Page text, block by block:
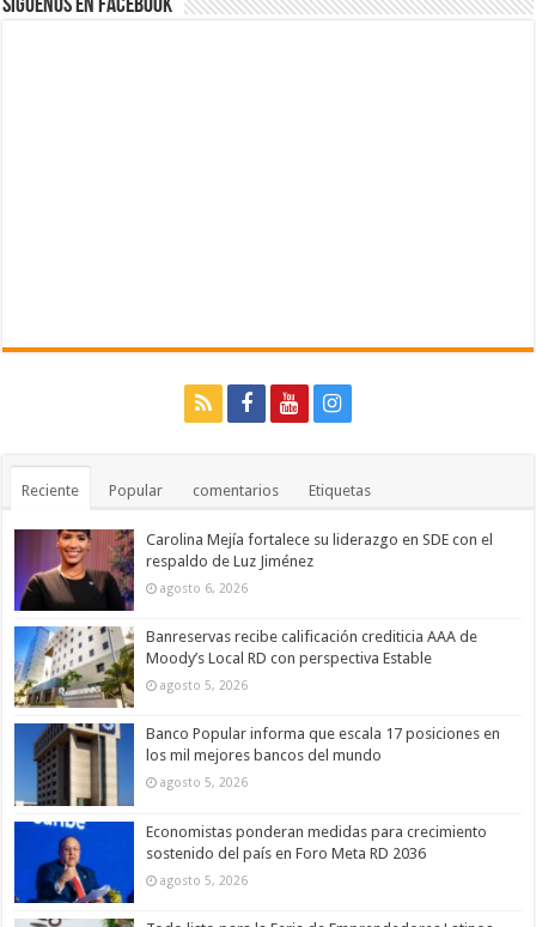
Siguenos en Facebook
Reciente Popular comentarios Etiquetas
Carolina Mejía fortalece su liderazgo en SDE con el
respaldo de Luz Jiménez
agosto 6, 2026
Banreservas recibe calificación crediticia AAA de
Moody’s Local RD con perspectiva Estable
agosto 5, 2026
Banco Popular informa que escala 17 posiciones en
los mil mejores bancos del mundo
agosto 5, 2026
Economistas ponderan medidas para crecimiento
sostenido del país en Foro Meta RD 2036
agosto 5, 2026